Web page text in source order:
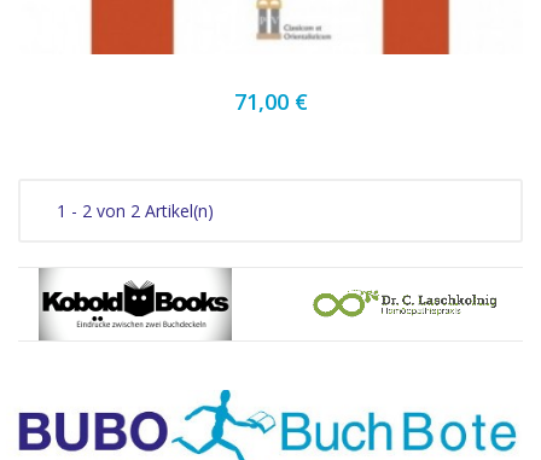
71,00 €
1 - 2 von 2 Artikel(n)